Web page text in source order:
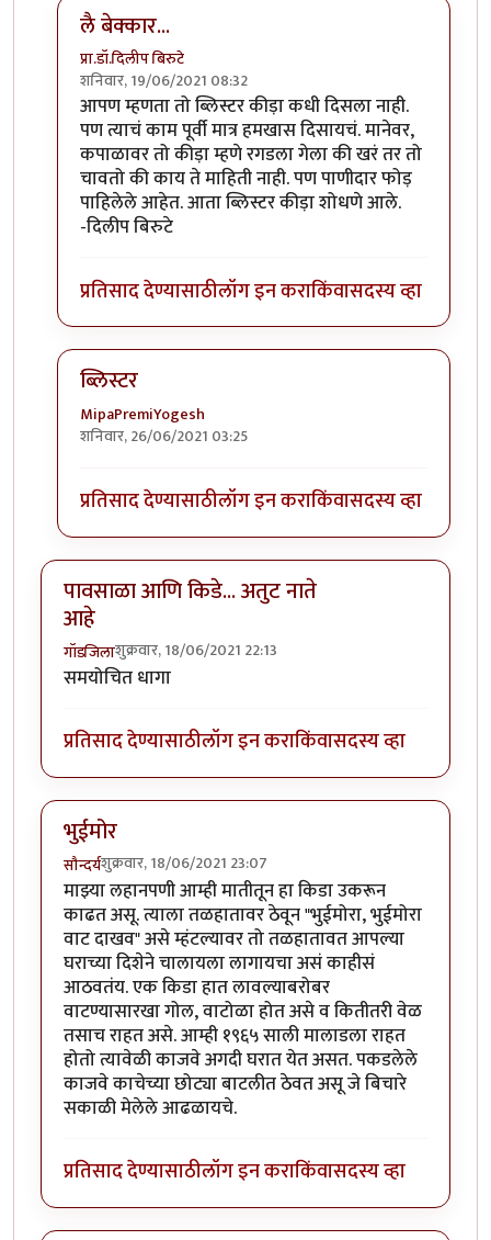
लै बेक्कार...
प्रा.डॉ.दिलीप बिरुटे
शनिवार, 19/06/2021 08:32
In reply toब्लिस्टर नावाचा किडा होता,तोbyआग्या१९९०
आपण म्हणता तो ब्लिस्टर कीड़ा कधी दिसला नाही.
पण त्याचं काम पूर्वी मात्र हमखास दिसायचं. मानेवर,
कपाळावर तो कीड़ा म्हणे रगडला गेला की खरं तर तो
चावतो की काय ते माहिती नाही. पण पाणीदार फोड़
पाहिलेले आहेत. आता ब्लिस्टर कीड़ा शोधणे आले.
-दिलीप बिरुटे
प्रतिसाद देण्यासाठीलॉग इन कराकिंवासदस्य व्हा
ब्लिस्टर
MipaPremiYogesh
शनिवार, 26/06/2021 03:25
प्रतिसाद देण्यासाठीलॉग इन कराकिंवासदस्य व्हा
पावसाळा आणि किडे... अतुट नाते
आहे
गॉडजिलाशुक्रवार, 18/06/2021 22:13
समयोचित धागा
प्रतिसाद देण्यासाठीलॉग इन कराकिंवासदस्य व्हा
भुईमोर
सौन्दर्यशुक्रवार, 18/06/2021 23:07
माझ्या लहानपणी आम्ही मातीतून हा किडा उकरून
काढत असू. त्याला तळहातावर ठेवून "भुईमोरा, भुईमोरा
वाट दाखव" असे म्हंटल्यावर तो तळहातावत आपल्या
घराच्या दिशेने चालायला लागायचा असं काहीसं
आठवतंय. एक किडा हात लावल्याबरोबर
वाटण्यासारखा गोल, वाटोळा होत असे व कितीतरी वेळ
तसाच राहत असे. आम्ही १९६५ साली मालाडला राहत
होतो त्यावेळी काजवे अगदी घरात येत असत. पकडलेले
काजवे काचेच्या छोट्या बाटलीत ठेवत असू जे बिचारे
सकाळी मेलेले आढळायचे.
प्रतिसाद देण्यासाठीलॉग इन कराकिंवासदस्य व्हा